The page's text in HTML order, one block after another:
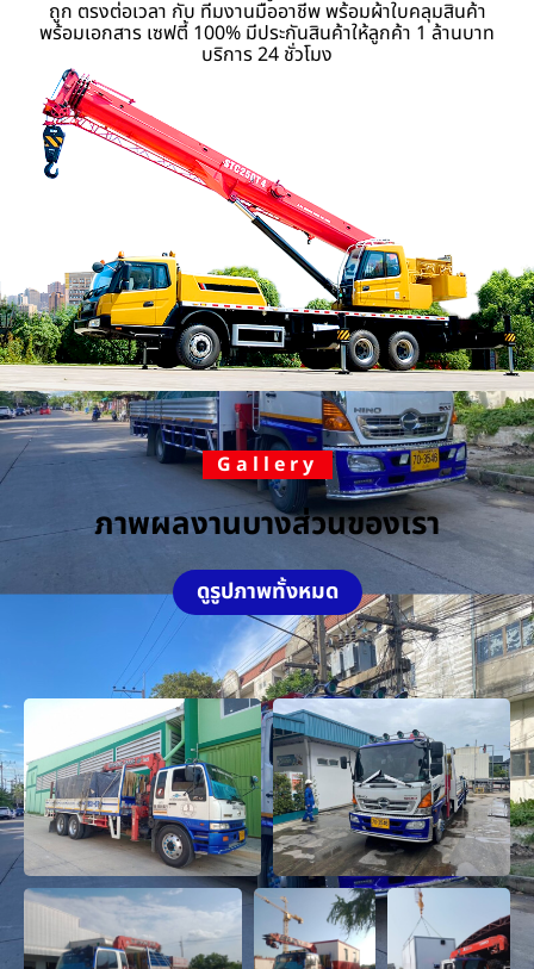
ถูก ตรงต่อเวลา กับ ทีมงานมืออาชีพ พร้อมผ้าใบคลุมสินค้า
พร้อมเอกสาร เซฟตี้ 100% มีประกันสินค้าให้ลูกค้า 1 ล้านบาท
บริการ 24 ชั่วโมง
Gallery
ภาพผลงานบางส่วนของเรา
ดูรูปภาพทั้งหมด